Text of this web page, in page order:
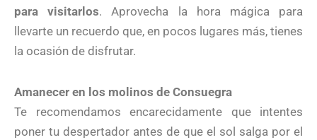
para visitarlos. Aprovecha la hora mágica para
llevarte un recuerdo que, en pocos lugares más, tienes
la ocasión de disfrutar.
Amanecer en los molinos de Consuegra
Te recomendamos encarecidamente que intentes
poner tu despertador antes de que el sol salga por el